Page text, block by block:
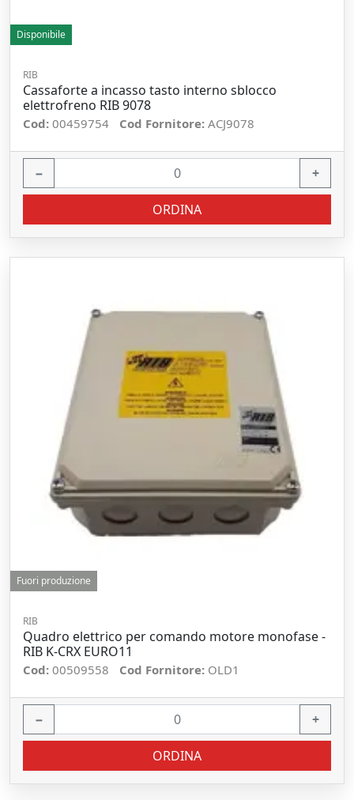
Disponibile
RIB
Cassaforte a incasso tasto interno sblocco
elettrofreno RIB 9078
Cod: 00459754 Cod Fornitore: ACJ9078
− +
ORDINA
Fuori produzione
RIB
Quadro elettrico per comando motore monofase -
RIB K-CRX EURO11
Cod: 00509558 Cod Fornitore: OLD1
− +
ORDINA